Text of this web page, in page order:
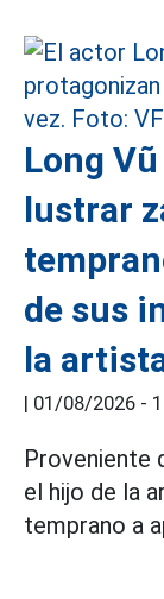
Long
lustrar
de sus
la
| 01/08/2026 -
Proveniente
el hijo de la
temprano a